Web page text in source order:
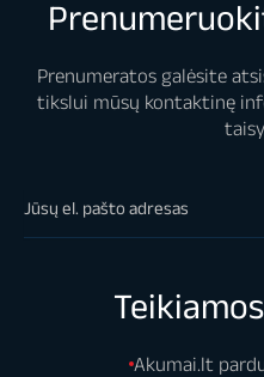
Prenumeratos galėsite
tikslui mūsų kontaktinę
Akumai.lt